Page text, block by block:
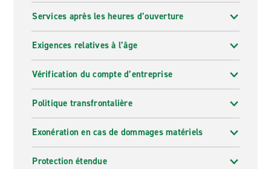
Services après les heures d’ouverture
Exigences relatives à l’âge
Vérification du compte d’entreprise
Politique transfrontalière
Exonération en cas de dommages matériels
Protection étendue